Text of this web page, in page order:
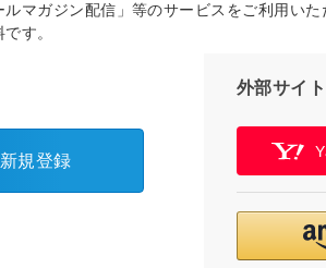
ルマガジン配信」等のサービスをご利用い
す。
規登録
外部サイ